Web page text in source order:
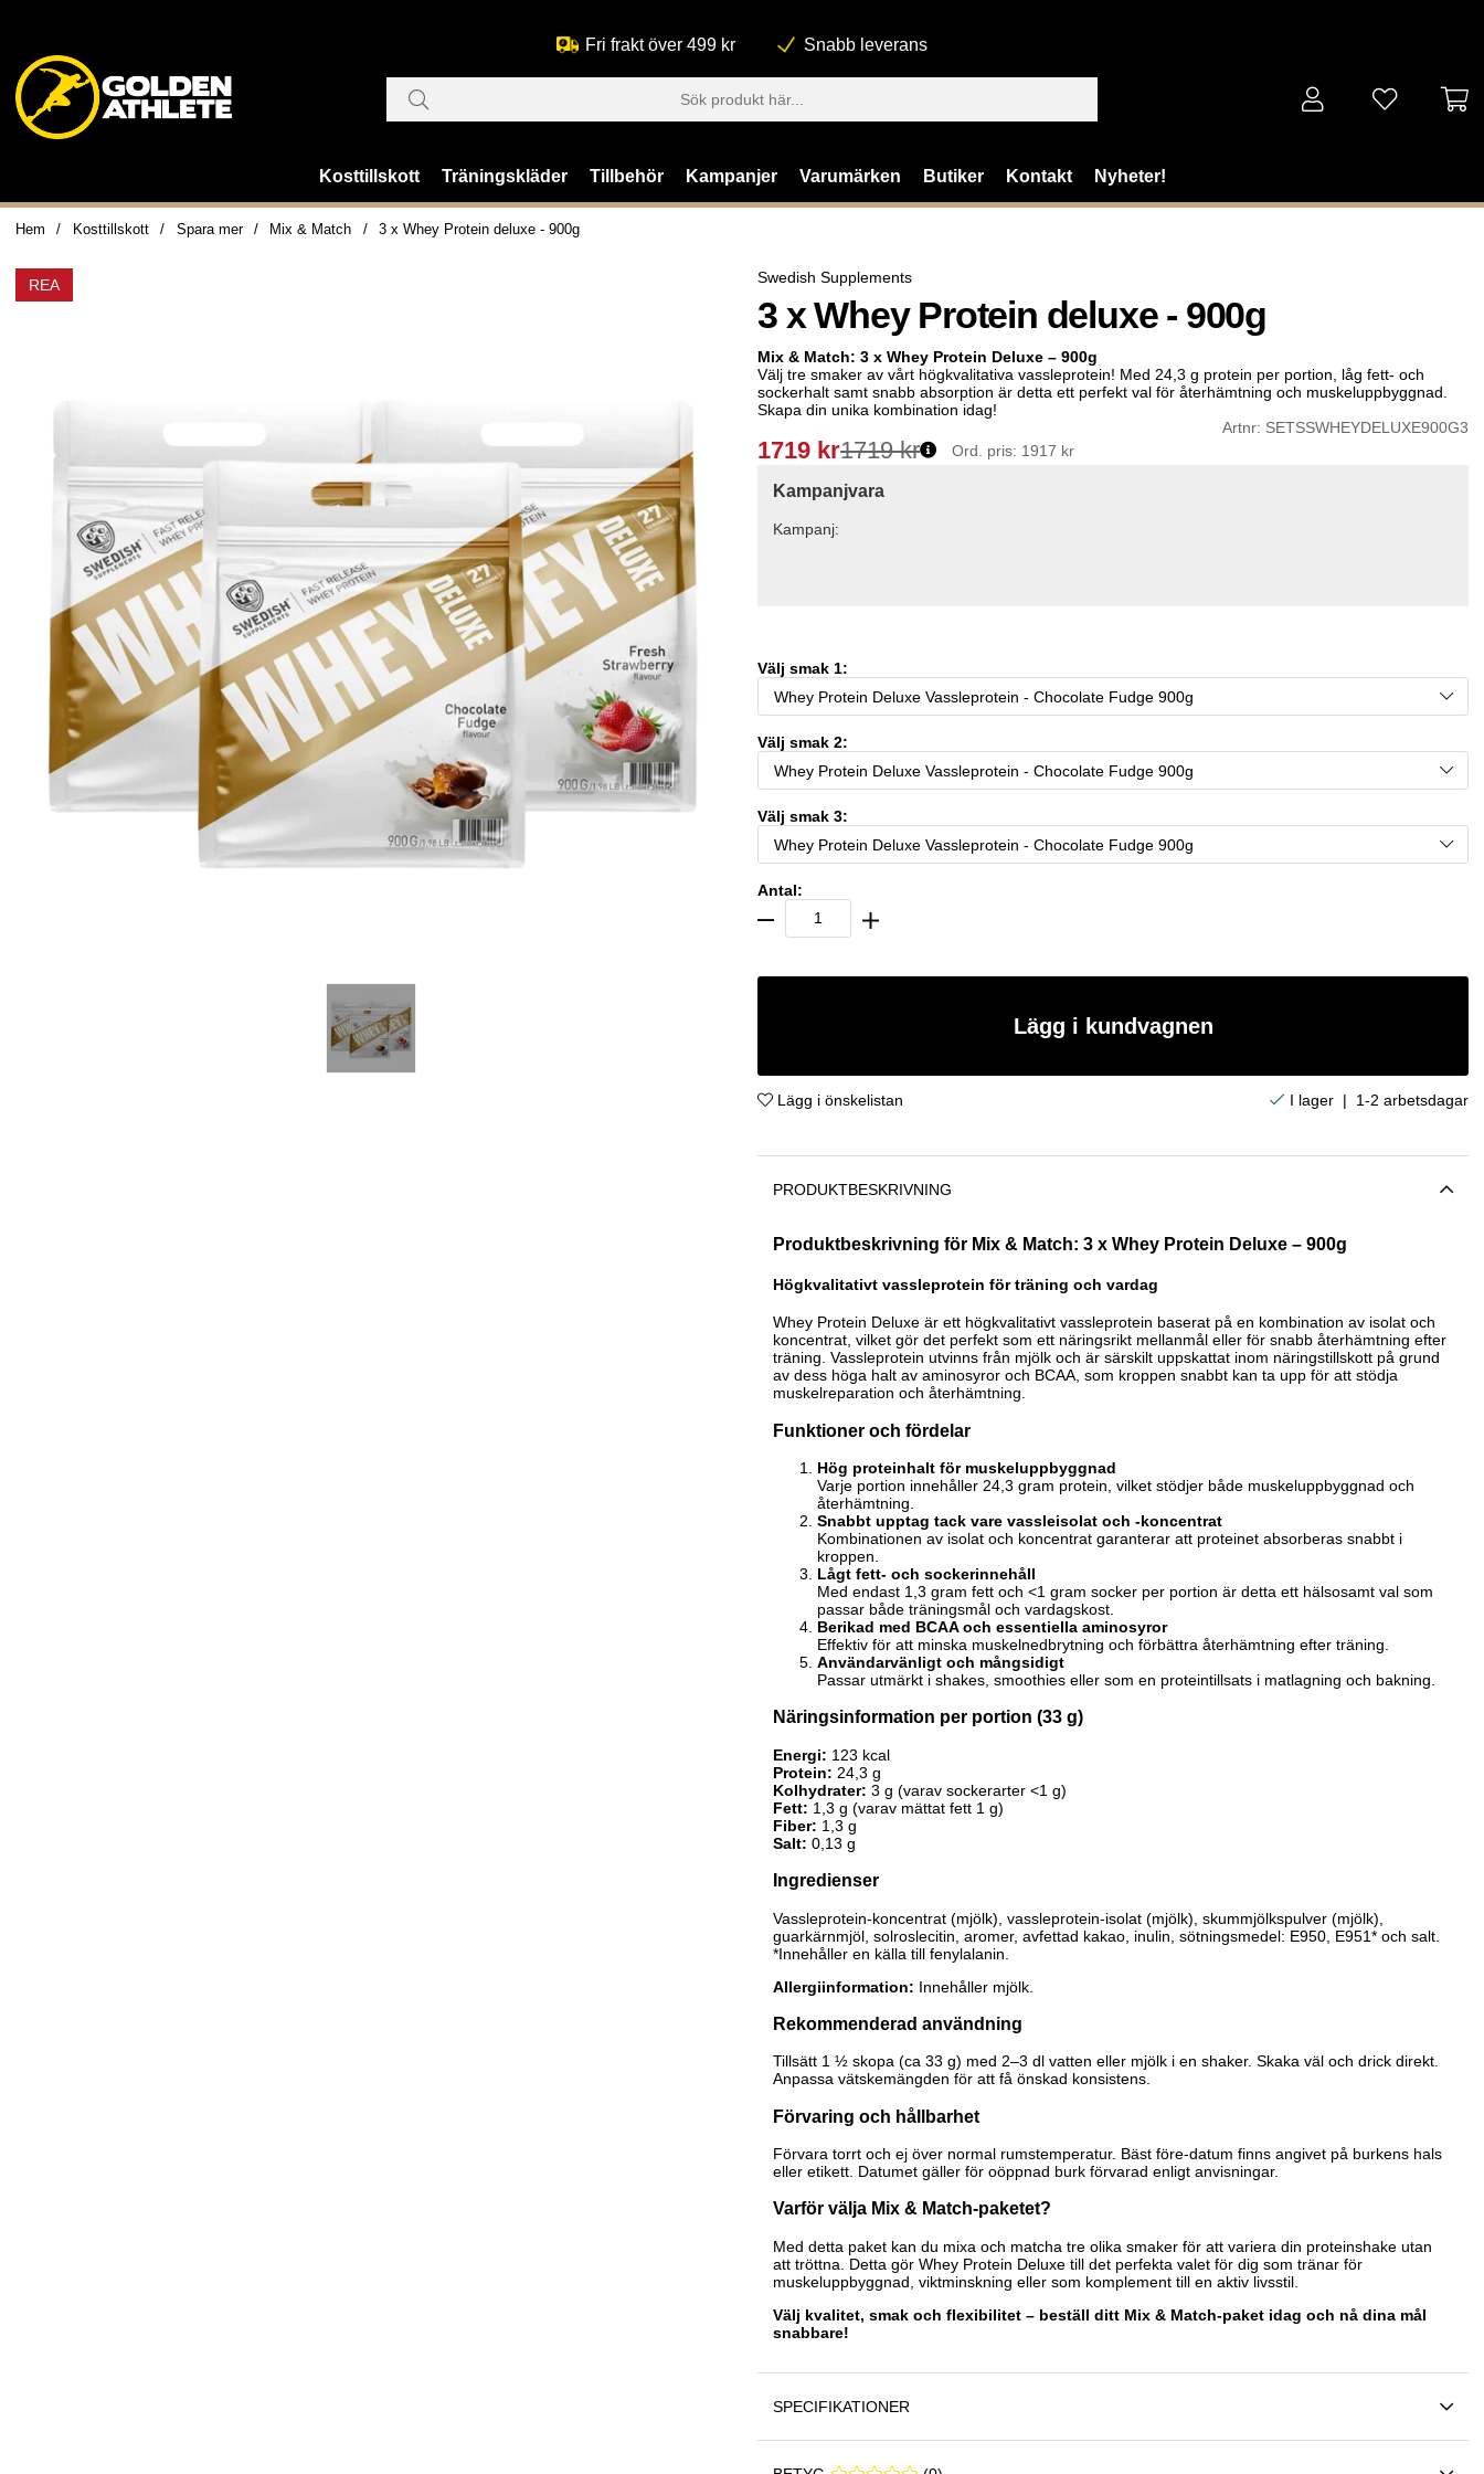
Fri frakt över 499 kr Snabb leverans
Kosttillskott Träningskläder Tillbehör Kampanjer Varumärken Butiker Kontakt Nyheter!
Hem Kosttillskott Spara mer Mix & Match 3 x Whey Protein deluxe - 900g
REA Swedish Supplements
3 x Whey Protein deluxe - 900g
Mix & Match: 3 x Whey Protein Deluxe – 900g
Välj tre smaker av vårt högkvalitativa vassleprotein! Med 24,3 g protein per portion, låg fett- och
sockerhalt samt snabb absorption är detta ett perfekt val för återhämtning och muskeluppbyggnad.
Skapa din unika kombination idag!
Artnr: SETSSWHEYDELUXE900G3
1719 kr1719 kr Ord. pris: 1917 kr
Kampanjvara
Kampanj:
Välj smak 1:
Välj smak 2:
Välj smak 3:
Antal:
Lägg i kundvagnen
Lägg i önskelistan | 1-2 arbetsdagar
PRODUKTBESKRIVNING
Produktbeskrivning för Mix & Match: 3 x Whey Protein Deluxe – 900g
Högkvalitativt vassleprotein för träning och vardag
Whey Protein Deluxe är ett högkvalitativt vassleprotein baserat på en kombination av isolat och
koncentrat, vilket gör det perfekt som ett näringsrikt mellanmål eller för snabb återhämtning efter
träning. Vassleprotein utvinns från mjölk och är särskilt uppskattat inom näringstillskott på grund
av dess höga halt av aminosyror och BCAA, som kroppen snabbt kan ta upp för att stödja
muskelreparation och återhämtning.
Funktioner och fördelar
Hög proteinhalt för muskeluppbyggnad
Varje portion innehåller 24,3 gram protein, vilket stödjer både muskeluppbyggnad och
återhämtning.
Snabbt upptag tack vare vassleisolat och -koncentrat
Kombinationen av isolat och koncentrat garanterar att proteinet absorberas snabbt i
kroppen.
Lågt fett- och sockerinnehåll
Med endast 1,3 gram fett och <1 gram socker per portion är detta ett hälsosamt val som
passar både träningsmål och vardagskost.
Berikad med BCAA och essentiella aminosyror
Effektiv för att minska muskelnedbrytning och förbättra återhämtning efter träning.
Användarvänligt och mångsidigt
Passar utmärkt i shakes, smoothies eller som en proteintillsats i matlagning och bakning.
Näringsinformation per portion (33 g)
Energi: 123 kcal
Protein: 24,3 g
Kolhydrater: 3 g (varav sockerarter <1 g)
Fett: 1,3 g (varav mättat fett 1 g)
Fiber: 1,3 g
Salt: 0,13 g
Ingredienser
Vassleprotein-koncentrat (mjölk), vassleprotein-isolat (mjölk), skummjölkspulver (mjölk),
guarkärnmjöl, solroslecitin, aromer, avfettad kakao, inulin, sötningsmedel: E950, E951* och salt.
*Innehåller en källa till fenylalanin.
Allergiinformation: Innehåller mjölk.
Rekommenderad användning
Tillsätt 1 ½ skopa (ca 33 g) med 2–3 dl vatten eller mjölk i en shaker. Skaka väl och drick direkt.
Anpassa vätskemängden för att få önskad konsistens.
Förvaring och hållbarhet
Förvara torrt och ej över normal rumstemperatur. Bäst före-datum finns angivet på burkens hals
eller etikett. Datumet gäller för oöppnad burk förvarad enligt anvisningar.
Varför välja Mix & Match-paketet?
Med detta paket kan du mixa och matcha tre olika smaker för att variera din proteinshake utan
att tröttna. Detta gör Whey Protein Deluxe till det perfekta valet för dig som tränar för
muskeluppbyggnad, viktminskning eller som komplement till en aktiv livsstil.
Välj kvalitet, smak och flexibilitet – beställ ditt Mix & Match-paket idag och nå dina mål
snabbare!
SPECIFIKATIONER